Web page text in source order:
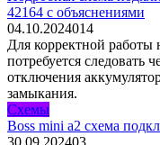
42164 с объяснениями
04.10.2024014
Для корректной работы
потребуется следовать
отключения
замыкания.
Схемы
Boss mini a2 схема
30.09.202403